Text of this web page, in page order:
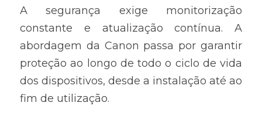
A segurança exige monitorização
constante e atualização contínua. A
abordagem da Canon passa por garantir
proteção ao longo de todo o ciclo de vida
dos dispositivos, desde a instalação até ao
fim de utilização.